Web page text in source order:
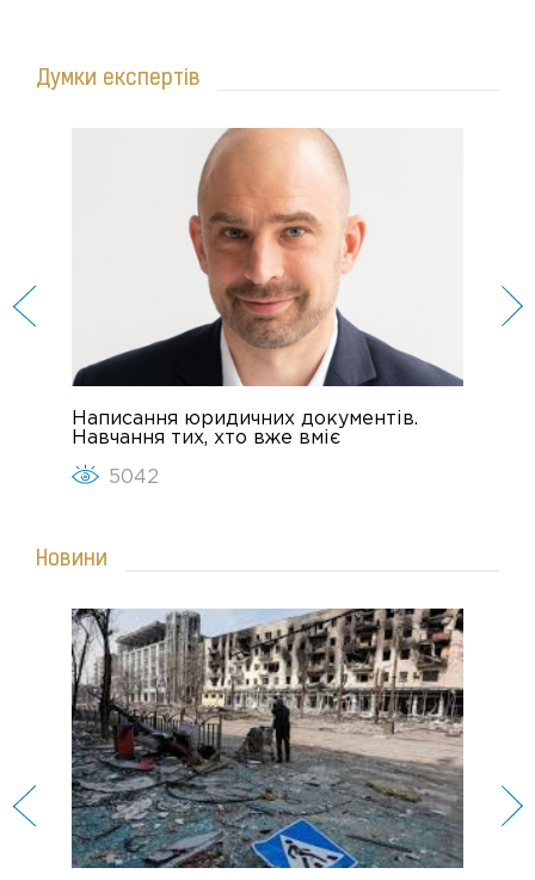
Думки експертів
Написання юридичних документів.
Навчання тих, хто вже вміє
5042
Новини